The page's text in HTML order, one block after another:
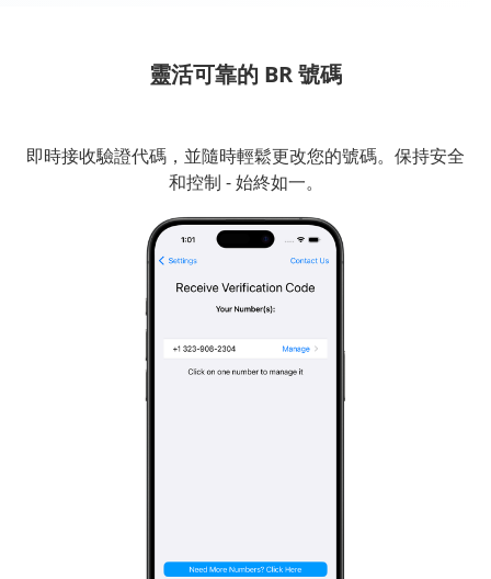
靈活可靠的 BR 號碼
即時接收驗證代碼，並隨時輕鬆更改您的號碼。保持安全
和控制 - 始終如一。